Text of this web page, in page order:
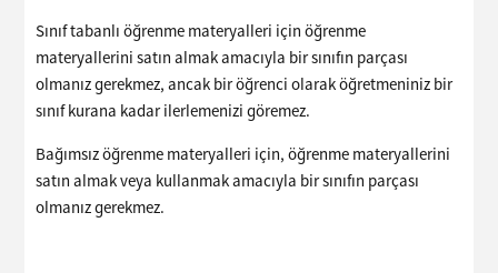
Sınıf tabanlı öğrenme materyalleri için öğrenme
materyallerini satın almak amacıyla bir sınıfın parçası
olmanız gerekmez, ancak bir öğrenci olarak öğretmeniniz bir
sınıf kurana kadar ilerlemenizi göremez.
Bağımsız öğrenme materyalleri için, öğrenme materyallerini
satın almak veya kullanmak amacıyla bir sınıfın parçası
olmanız gerekmez.